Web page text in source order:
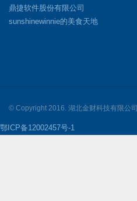
鼎捷软件股份有限公司
sunshinewinnie的美食天地
© Copyright 2016. 湖北金财科技有限公司
鄂ICP备12002457号-1